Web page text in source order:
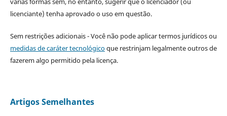
licenciante) tenha aprovado o uso em questão.
Sem restrições adicionais - Você não pode aplicar termos jurídicos ou
medidas de caráter tecnológicoque restrinjam legalmente outros de
fazerem algo permitido pela licença.
Artigos Semelhantes